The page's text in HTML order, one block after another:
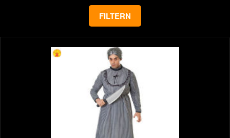
FILTERN